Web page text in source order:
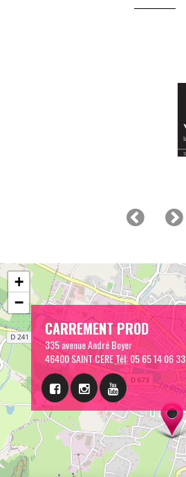
CARREMENT PROD
335 avenue André Boyer
46400 SAINT CERETél:05 65 14 06 33
+
−